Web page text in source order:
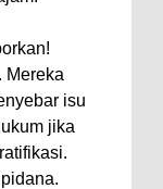
Mereka
isu
jika